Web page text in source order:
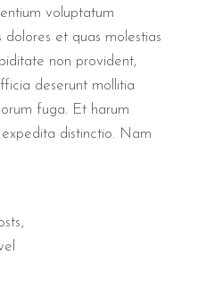
voluptatum
et quas molestias
non provident,
deserunt mollitia
fuga. Et harum
distinctio. Nam